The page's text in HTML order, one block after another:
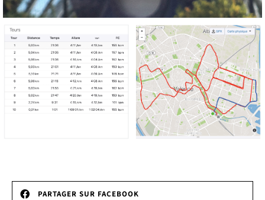
PARTAGER SUR FACEBOOK